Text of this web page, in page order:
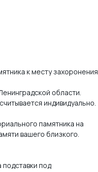
к месту захоронения
области.
индивидуально.
памятника на
вашего близкого.
под